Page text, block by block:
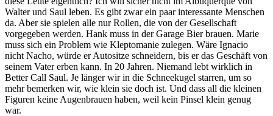
Walter und Saul leben. Es gibt zwar ein paar interessante Menschen
da. Aber sie spielen alle nur Rollen, die von der Gesellschaft
vorgegeben werden. Hank muss in der Garage Bier brauen. Marie
muss sich ein Problem wie Kleptomanie zulegen. Wäre Ignacio
nicht Nacho, würde er Autositze schneidern, bis er das Geschäft von
seinem Vater erben kann. In 20 Jahren. Niemand lebt wirklich in
Better Call Saul. Je länger wir in die Schneekugel starren, um so
mehr bemerken wir, wie klein sie doch ist. Und dass all die kleinen
Figuren keine Augenbrauen haben, weil kein Pinsel klein genug
war.